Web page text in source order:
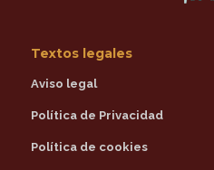
Textos legales
Aviso legal
Política de Privacidad
Política de cookies